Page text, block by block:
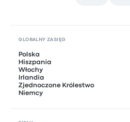
GLOBALNY ZASIĘG
Polska
Hiszpania
Włochy
Irlandia
Zjednoczone Królestwo
Niemcy